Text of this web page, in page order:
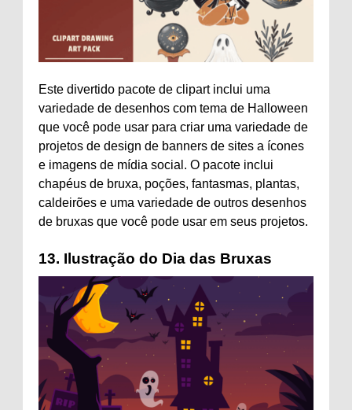
Este divertido pacote de clipart inclui uma
variedade de desenhos com tema de Halloween
que você pode usar para criar uma variedade de
projetos de design de banners de sites a ícones
e imagens de mídia social. O pacote inclui
chapéus de bruxa, poções, fantasmas, plantas,
caldeirões e uma variedade de outros desenhos
de bruxas que você pode usar em seus projetos.
13. Ilustração do Dia das Bruxas